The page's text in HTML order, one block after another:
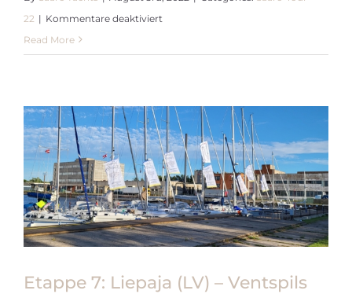
22 | Kommentare deaktiviertfür
–
Kõiguste
(EST)
Read More
Etappe 7: Liepaja (LV) – Ventspils